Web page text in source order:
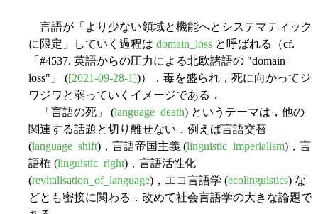
言語が「より少ない領域と機能へとシステマティック
に限定」していく過程は domain_loss と呼ばれる（cf.
「#4537. 英語からの圧力による北欧諸語の "domain
loss"」 ([2021-09-28-1])）．毒を盛られ，死に向かってジ
ワジワと弱っていくイメージである．
「言語の死」 (language_death) というテーマは，他の
関連する話題と切り離せない．例えば言語交替
(language_shift)，言語帝国主義 (linguistic_imperialism)，言
語権 (linguistic_right)，言語活性化
(revitalisation_of_language)，エコ言語学 (ecolinguistics) な
どとも密接に関わる．改めて社会言語学の大きな論題で